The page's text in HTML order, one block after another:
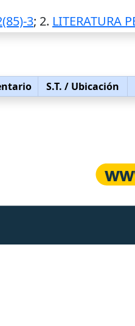
3; 2. LITERATURA
S.T. / Ubicación